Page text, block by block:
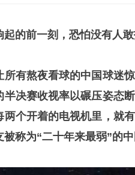
起的前一刻，恐怕没有人
所有熬夜看球的中国球迷
半决赛收视率以碾压姿态
两个开着的电视机里，就
称为“二十年来最弱”的中